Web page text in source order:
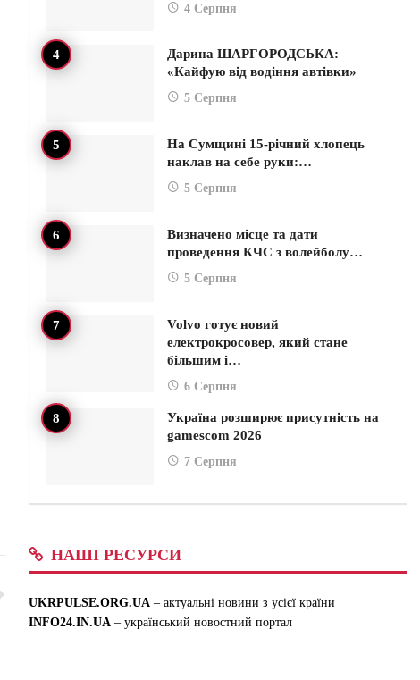
4 Серпня
Дарина ШАРГОРОДСЬКА:
«Кайфую від водіння автівки»
5 Серпня
На Сумщині 15-річний хлопець
наклав на себе руки:…
5 Серпня
Визначено місце та дати
проведення КЧС з волейболу…
5 Серпня
Volvo готує новий
електрокросовер, який стане
більшим і…
6 Серпня
Україна розширює присутність на
gamescom 2026
7 Серпня
НАШІ РЕСУРСИ
UKRPULSE.ORG.UA – актуальні новини з усієї країни
INFO24.IN.UA – український новостний портал